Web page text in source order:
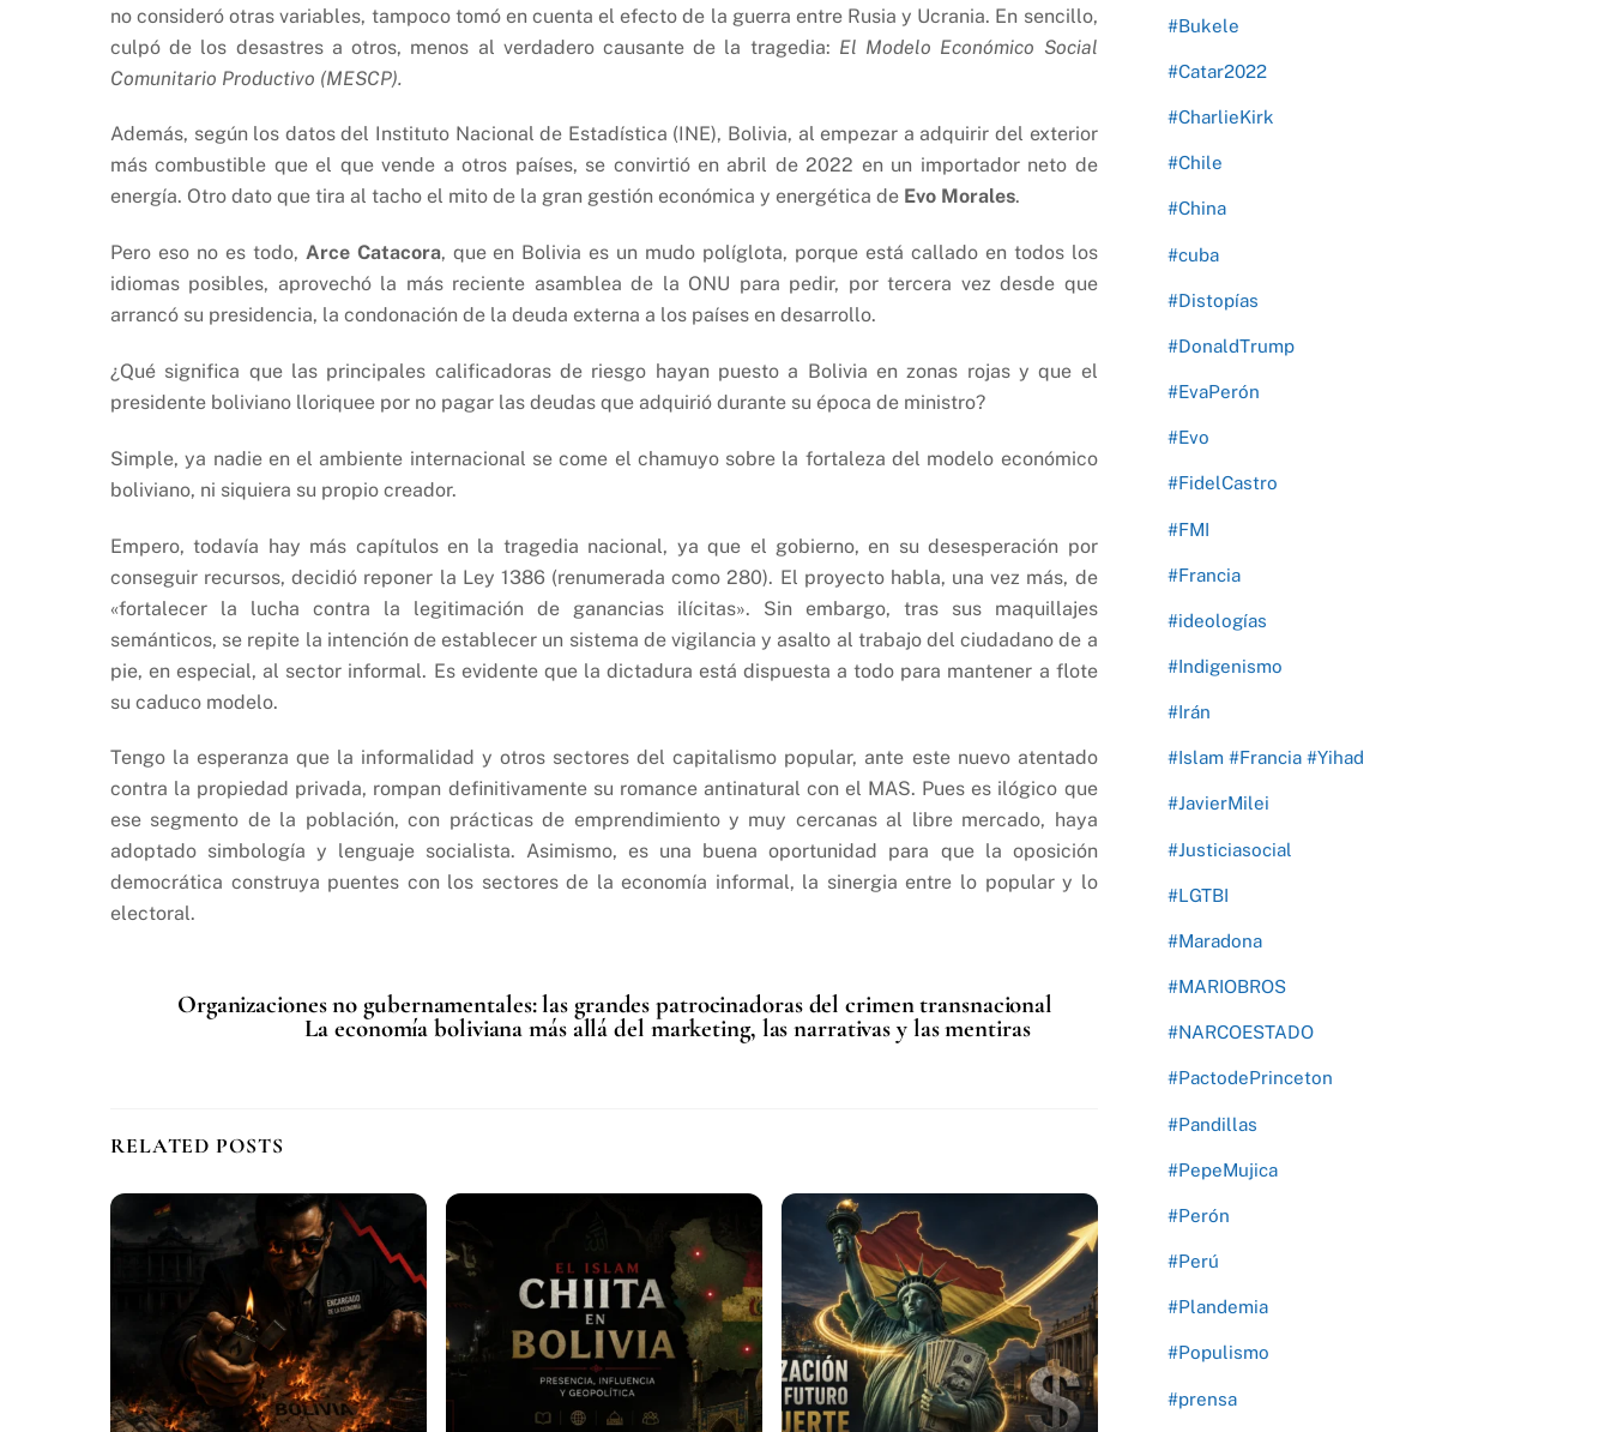
no consideró otras variables, tampoco tomó en cuenta el efecto de la guerra entre Rusia y Ucrania. En sencillo,
culpó de los desastres a otros, menos al verdadero causante de la tragedia: El Modelo Económico Social
Comunitario Productivo (MESCP).
Además, según los datos del Instituto Nacional de Estadística (INE), Bolivia, al empezar a adquirir del exterior
más combustible que el que vende a otros países, se convirtió en abril de 2022 en un importador neto de
energía. Otro dato que tira al tacho el mito de la gran gestión económica y energética de Evo Morales.
Pero eso no es todo, Arce Catacora, que en Bolivia es un mudo políglota, porque está callado en todos los
idiomas posibles, aprovechó la más reciente asamblea de la ONU para pedir, por tercera vez desde que
arrancó su presidencia, la condonación de la deuda externa a los países en desarrollo.
¿Qué significa que las principales calificadoras de riesgo hayan puesto a Bolivia en zonas rojas y que el
presidente boliviano lloriquee por no pagar las deudas que adquirió durante su época de ministro?
Simple, ya nadie en el ambiente internacional se come el chamuyo sobre la fortaleza del modelo económico
boliviano, ni siquiera su propio creador.
Empero, todavía hay más capítulos en la tragedia nacional, ya que el gobierno, en su desesperación por
conseguir recursos, decidió reponer la Ley 1386 (renumerada como 280). El proyecto habla, una vez más, de
«fortalecer la lucha contra la legitimación de ganancias ilícitas». Sin embargo, tras sus maquillajes
semánticos, se repite la intención de establecer un sistema de vigilancia y asalto al trabajo del ciudadano de a
pie, en especial, al sector informal. Es evidente que la dictadura está dispuesta a todo para mantener a flote
su caduco modelo.
Tengo la esperanza que la informalidad y otros sectores del capitalismo popular, ante este nuevo atentado
contra la propiedad privada, rompan definitivamente su romance antinatural con el MAS. Pues es ilógico que
ese segmento de la población, con prácticas de emprendimiento y muy cercanas al libre mercado, haya
adoptado simbología y lenguaje socialista. Asimismo, es una buena oportunidad para que la oposición
democrática construya puentes con los sectores de la economía informal, la sinergia entre lo popular y lo
electoral.
Organizaciones no gubernamentales: las grandes patrocinadoras del crimen transnacional
La economía boliviana más allá del marketing, las narrativas y las mentiras
RELATED POSTS
#Bukele
#Catar2022
#CharlieKirk
#Chile
#China
#cuba
#Distopías
#DonaldTrump
#EvaPerón
#Evo
#FidelCastro
#FMI
#Francia
#ideologías
#Indigenismo
#Irán
#Islam #Francia #Yihad
#JavierMilei
#Justiciasocial
#LGTBI
#Maradona
#MARIOBROS
#NARCOESTADO
#PactodePrinceton
#Pandillas
#PepeMujica
#Perón
#Perú
#Plandemia
#Populismo
#prensa